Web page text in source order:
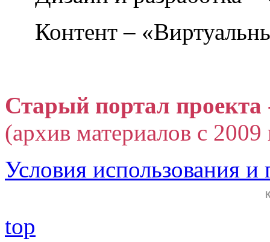
Контент –
Старый портал
(архив материалов с
Условия использования
top